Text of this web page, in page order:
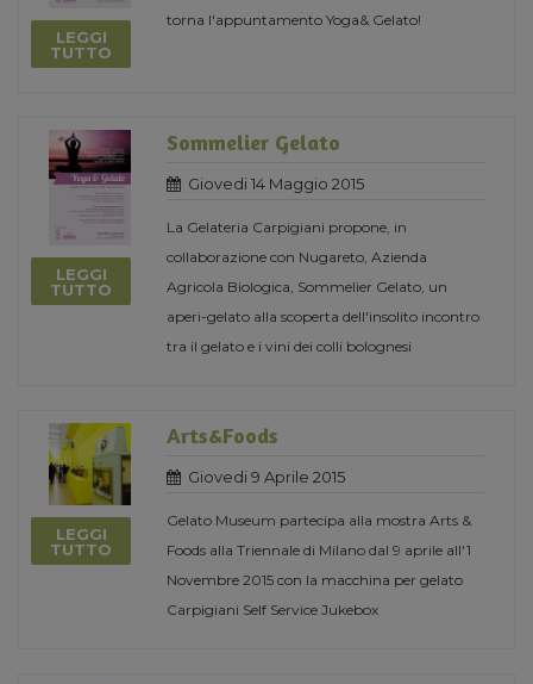
LEGGI
TUTTO
torna l'appuntamento Yoga& Gelato!
LEGGI
TUTTO
Sommelier Gelato
Giovedi 14 Maggio 2015
La Gelateria Carpigiani propone, in
collaborazione con Nugareto, Azienda
Agricola Biologica, Sommelier Gelato, un
aperi-gelato alla scoperta dell'insolito incontro
tra il gelato e i vini dei colli bolognesi
LEGGI
TUTTO
Arts&Foods
Giovedi 9 Aprile 2015
Gelato Museum partecipa alla mostra Arts &
Foods alla Triennale di Milano dal 9 aprile all'1
Novembre 2015 con la macchina per gelato
Carpigiani Self Service Jukebox